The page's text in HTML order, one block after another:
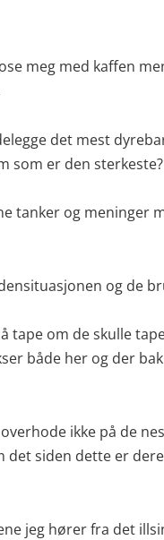
meg med kaffen
det mest
som er den
tanker og meninger
og de
tape om de skulle
både her og der
ikke på de
det siden dette er
jeg hører fra det